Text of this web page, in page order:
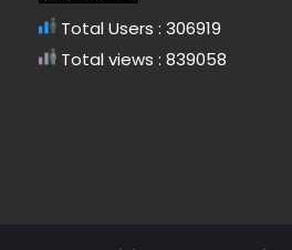
Total Users : 306919
Total views : 839058